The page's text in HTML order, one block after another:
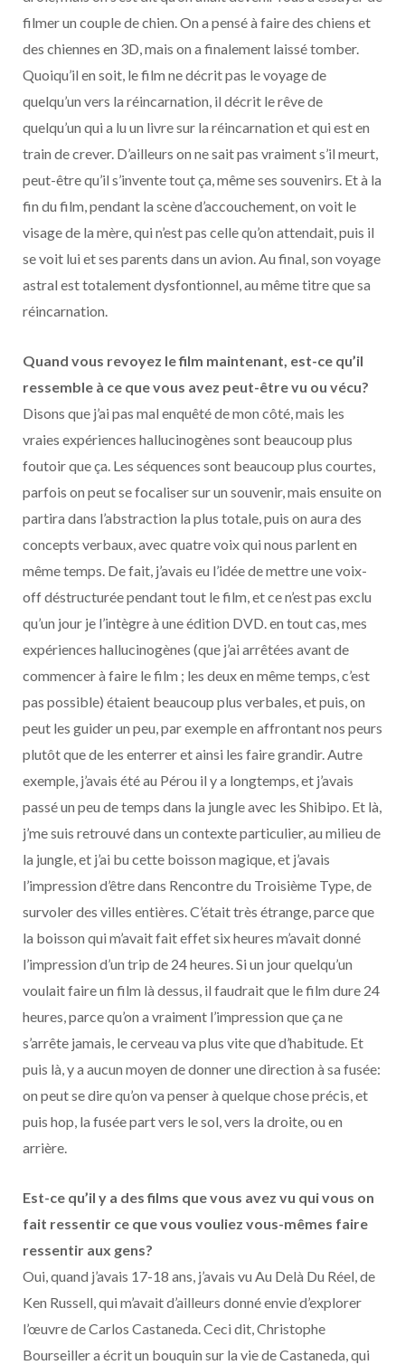
filmer un couple de chien. On a pensé à faire des chiens et
des chiennes en 3D, mais on a finalement laissé tomber.
Quoiqu’il en soit, le film ne décrit pas le voyage de
quelqu’un vers la réincarnation, il décrit le rêve de
quelqu’un qui a lu un livre sur la réincarnation et qui est en
train de crever. D’ailleurs on ne sait pas vraiment s’il meurt,
peut-être qu’il s’invente tout ça, même ses souvenirs. Et à la
fin du film, pendant la scène d’accouchement, on voit le
visage de la mère, qui n’est pas celle qu’on attendait, puis il
se voit lui et ses parents dans un avion. Au final, son voyage
astral est totalement dysfontionnel, au même titre que sa
réincarnation.
Quand vous revoyez le film maintenant, est-ce qu’il
ressemble à ce que vous avez peut-être vu ou vécu?
Disons que j’ai pas mal enquêté de mon côté, mais les
vraies expériences hallucinogènes sont beaucoup plus
foutoir que ça. Les séquences sont beaucoup plus courtes,
parfois on peut se focaliser sur un souvenir, mais ensuite on
partira dans l’abstraction la plus totale, puis on aura des
concepts verbaux, avec quatre voix qui nous parlent en
même temps. De fait, j’avais eu l’idée de mettre une voix-
off déstructurée pendant tout le film, et ce n’est pas exclu
qu’un jour je l’intègre à une édition DVD. en tout cas, mes
expériences hallucinogènes (que j’ai arrêtées avant de
commencer à faire le film ; les deux en même temps, c’est
pas possible) étaient beaucoup plus verbales, et puis, on
peut les guider un peu, par exemple en affrontant nos peurs
plutôt que de les enterrer et ainsi les faire grandir. Autre
exemple, j’avais été au Pérou il y a longtemps, et j’avais
passé un peu de temps dans la jungle avec les Shibipo. Et là,
j’me suis retrouvé dans un contexte particulier, au milieu de
la jungle, et j’ai bu cette boisson magique, et j’avais
l’impression d’être dans Rencontre du Troisième Type, de
survoler des villes entières. C’était très étrange, parce que
la boisson qui m’avait fait effet six heures m’avait donné
l’impression d’un trip de 24 heures. Si un jour quelqu’un
voulait faire un film là dessus, il faudrait que le film dure 24
heures, parce qu’on a vraiment l’impression que ça ne
s’arrête jamais, le cerveau va plus vite que d’habitude. Et
puis là, y a aucun moyen de donner une direction à sa fusée:
on peut se dire qu’on va penser à quelque chose précis, et
puis hop, la fusée part vers le sol, vers la droite, ou en
arrière.
Est-ce qu’il y a des films que vous avez vu qui vous on
fait ressentir ce que vous vouliez vous-mêmes faire
ressentir aux gens?
Oui, quand j’avais 17-18 ans, j’avais vu Au Delà Du Réel, de
Ken Russell, qui m’avait d’ailleurs donné envie d’explorer
l’œuvre de Carlos Castaneda. Ceci dit, Christophe
Bourseiller a écrit un bouquin sur la vie de Castaneda, qui